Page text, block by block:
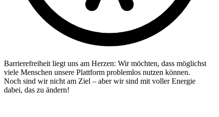
Barrierefreiheit liegt uns am Herzen: Wir möchten, dass möglichst
viele Menschen unsere Plattform problemlos nutzen können.
Noch sind wir nicht am Ziel – aber wir sind mit voller Energie
dabei, das zu ändern!